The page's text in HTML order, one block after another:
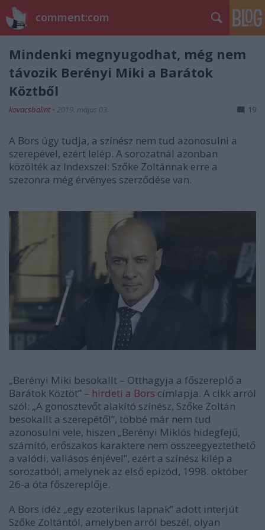
comment:com
Mindenki megnyugodhat, még nem
távozik Berényi Miki a Barátok
Köztből
kovacsbalint • 2019. május 03. 19
A Bors úgy tudja, a színész nem tud azonosulni a
szerepével, ezért lelép. A sorozatnál azonban
közölték az Indexszel: Szőke Zoltánnak erre a
szezonra még érvényes szerződése van.
„Berényi Miki besokallt – Otthagyja a főszereplő a
Barátok Köztöt” – hirdeti a Bors címlapja. A cikk arról
szól: „A gonosztevőt alakító színész, Szőke Zoltán
besokallt a szerepétől”, többé már nem tud
azonosulni vele, hiszen „Berényi Miklós hidegfejű,
számító, erőszakos karaktere nem összeegyeztethető
a valódi, vallásos énjével”, ezért a színész kilép a
sorozatból, amelynek az első epizód, 1998. október
26-a óta főszereplője.
A Bors idéz „egy ezoterikus lapnak” adott interjút
Szőke Zoltántól, amelyben arról beszél, olyan